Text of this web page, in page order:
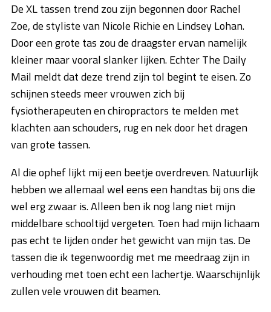
De XL tassen trend zou zijn begonnen door Rachel
Zoe, de styliste van Nicole Richie en Lindsey Lohan.
Door een grote tas zou de draagster ervan namelijk
kleiner maar vooral slanker lijken. Echter The Daily
Mail meldt dat deze trend zijn tol begint te eisen. Zo
schijnen steeds meer vrouwen zich bij
fysiotherapeuten en chiropractors te melden met
klachten aan schouders, rug en nek door het dragen
van grote tassen.
Al die ophef lijkt mij een beetje overdreven. Natuurlijk
hebben we allemaal wel eens een handtas bij ons die
wel erg zwaar is. Alleen ben ik nog lang niet mijn
middelbare schooltijd vergeten. Toen had mijn lichaam
pas echt te lijden onder het gewicht van mijn tas. De
tassen die ik tegenwoordig met me meedraag zijn in
verhouding met toen echt een lachertje. Waarschijnlijk
zullen vele vrouwen dit beamen.